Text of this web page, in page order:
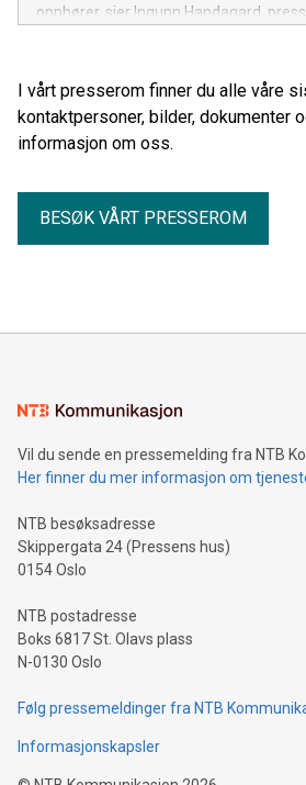
opphører, sier Ingunn Handagard,
I vårt presserom finner du alle våre
kontaktpersoner, bilder, dokumenter
informasjon om oss.
BESØK VÅRT PRESSEROM
Vil du sende en pressemelding fra NTB
Her finner du mer informasjon om
NTB besøksadresse
Skippergata 24 (Pressens hus)
0154 Oslo
NTB postadresse
Boks 6817 St. Olavs plass
N-0130 Oslo
Følg pressemeldinger fra NTB
Informasjonskapsler